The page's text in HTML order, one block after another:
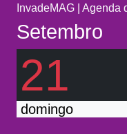
InvadeMAG Agenda
Setembro
21
domingo